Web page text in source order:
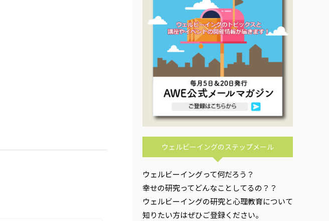
ウェルビーイングのステップメール
ウェルビーイングって何だろう？
幸せの研究ってどんなことしてるの？？
ウェルビーイングの研究と心理教育について
知りたい方はぜひご登録ください。